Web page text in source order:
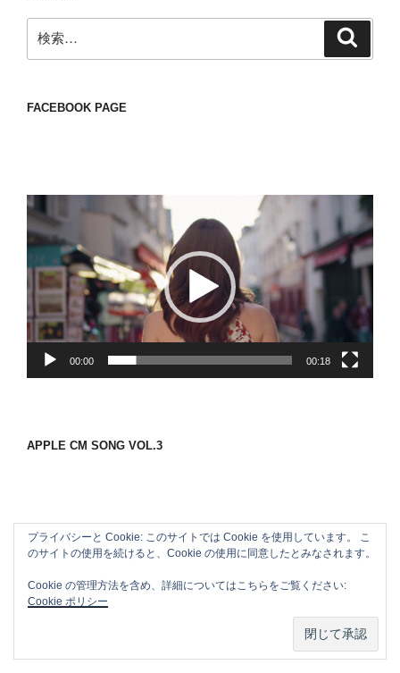
索:
FACEBOOK PAGE
動
画
プ
レ
ー
ヤ
ー
00:00 00:18
APPLE CM SONG VOL.3
プライバシーと Cookie: このサイトでは Cookie を使用しています。 こ
のサイトの使用を続けると、Cookie の使用に同意したとみなされます。
Cookie の管理方法を含め、詳細についてはこちらをご覧ください:
Cookie ポリシー